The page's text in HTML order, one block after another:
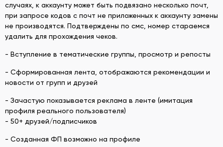
случаях, к аккаунту может быть подвязано несколько почт,
при запросе кодов с почт не приложенных к аккаунту замены
не производятся. Подтверждены по смс, номер стараемся
удалить для прохождения чеков.
- Вступление в тематические группы, просмотр и репосты
- Сформированная лента, отображаются рекомендации и
новости от групп и друзей
- Зачастую показывается реклама в ленте (имитация
профиля реального пользователя)
- 50+ друзей/подписчиков
- Созданная ФП возможно на профиле